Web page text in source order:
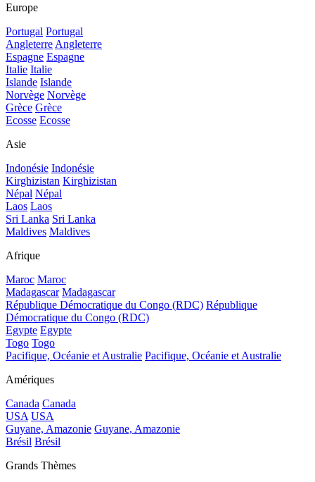
Europe
Portugal Portugal
Angleterre Angleterre
Espagne Espagne
Italie Italie
Islande Islande
Norvège Norvège
Grèce Grèce
Ecosse Ecosse
Asie
Indonésie Indonésie
Kirghizistan Kirghizistan
Népal Népal
Laos Laos
Sri Lanka Sri Lanka
Maldives Maldives
Afrique
Maroc Maroc
Madagascar Madagascar
République Démocratique du Congo (RDC) République
Démocratique du Congo (RDC)
Egypte Egypte
Togo Togo
Pacifique, Océanie et Australie Pacifique, Océanie et Australie
Amériques
Canada Canada
USA USA
Guyane, Amazonie Guyane, Amazonie
Brésil Brésil
Grands Thèmes